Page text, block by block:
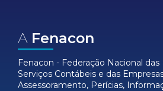
A Fenacon
Fenacon - Federação Nacional das
Serviços Contábeis e das
Assessoramento, Perícias,